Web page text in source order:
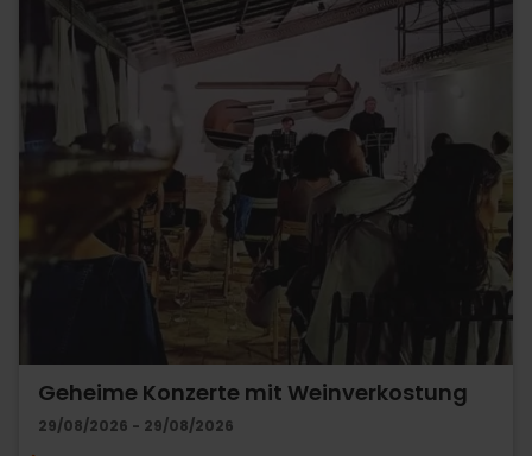
Geheime Konzerte mit Weinverkostung
29/08/2026 - 29/08/2026